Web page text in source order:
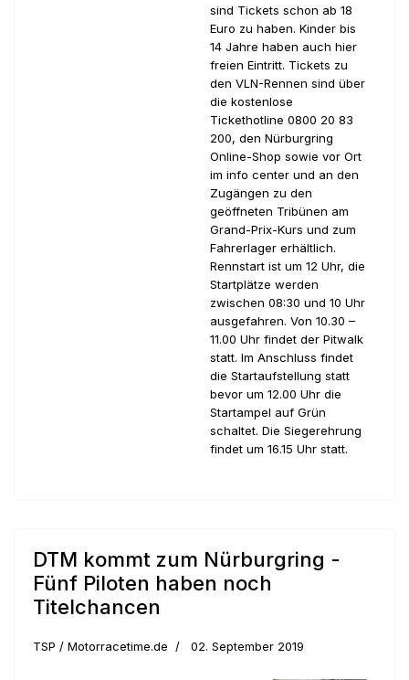
sind Tickets schon ab 18
Euro zu haben. Kinder bis
14 Jahre haben auch hier
freien Eintritt. Tickets zu
den VLN-Rennen sind über
die kostenlose
Tickethotline 0800 20 83
200, den Nürburgring
Online-Shop sowie vor Ort
im info center und an den
Zugängen zu den
geöffneten Tribünen am
Grand-Prix-Kurs und zum
Fahrerlager erhältlich.
Rennstart ist um 12 Uhr, die
Startplätze werden
zwischen 08:30 und 10 Uhr
ausgefahren. Von 10.30 –
11.00 Uhr findet der Pitwalk
statt. Im Anschluss findet
die Startaufstellung statt
bevor um 12.00 Uhr die
Startampel auf Grün
schaltet. Die Siegerehrung
findet um 16.15 Uhr statt.
DTM kommt zum Nürburgring -
Fünf Piloten haben noch
Titelchancen
TSP / Motorracetime.de 02. September 2019